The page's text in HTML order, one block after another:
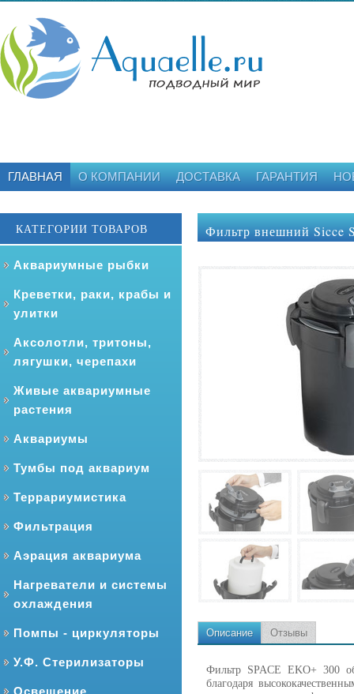
ГЛАВНАЯ О КОМПАНИИ ДОСТАВКА ГАРАНТИЯ
КАТЕГОРИИ ТОВАРОВ
Аквариумные рыбки
Креветки, раки, крабы и
улитки
Аксолотли, тритоны,
лягушки, черепахи
Живые аквариумные
растения
Аквариумы
Тумбы под аквариум
Террариумистика
Фильтрация
Аэрация аквариума
Нагреватели и системы
охлаждения
Помпы - циркуляторы
У.Ф. Стерилизаторы
Фильтр внешний Sicce
Описание Отзывы
Фильтр SPACE EKO+ 300
благодаря